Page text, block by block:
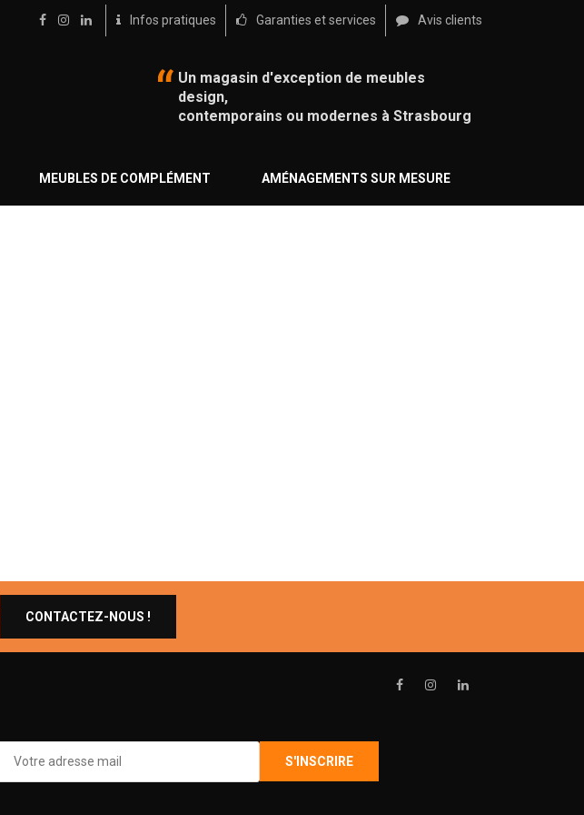
Infos pratiques Garanties et services Avis clients
Un magasin d'exception de meubles
design,
contemporains ou modernes à Strasbourg
MEUBLES DE COMPLÉMENT AMÉNAGEMENTS SUR MESURE
CONTACTEZ-NOUS !